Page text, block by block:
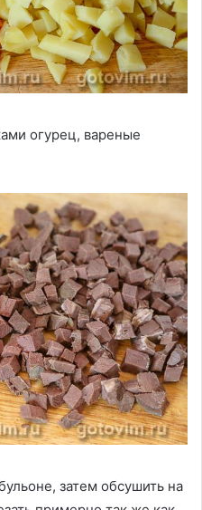
огурец, вареные
затем обсушить на